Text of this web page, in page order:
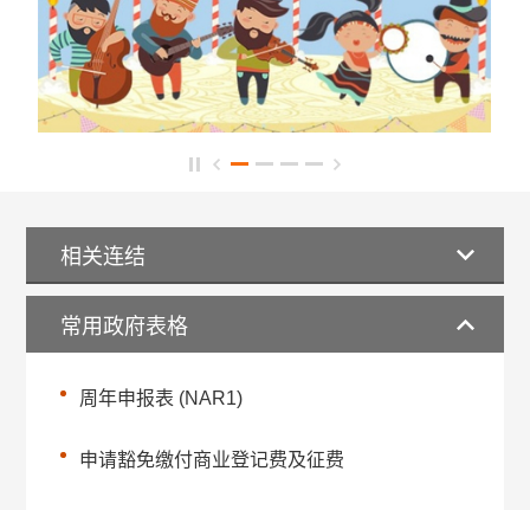
相关连结
常用政府表格
周年申报表 (NAR1)
申请豁免缴付商业登记费及征费